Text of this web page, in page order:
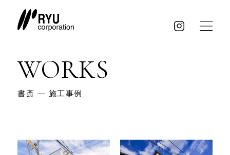
WORKS
書斎 ― 施工事例